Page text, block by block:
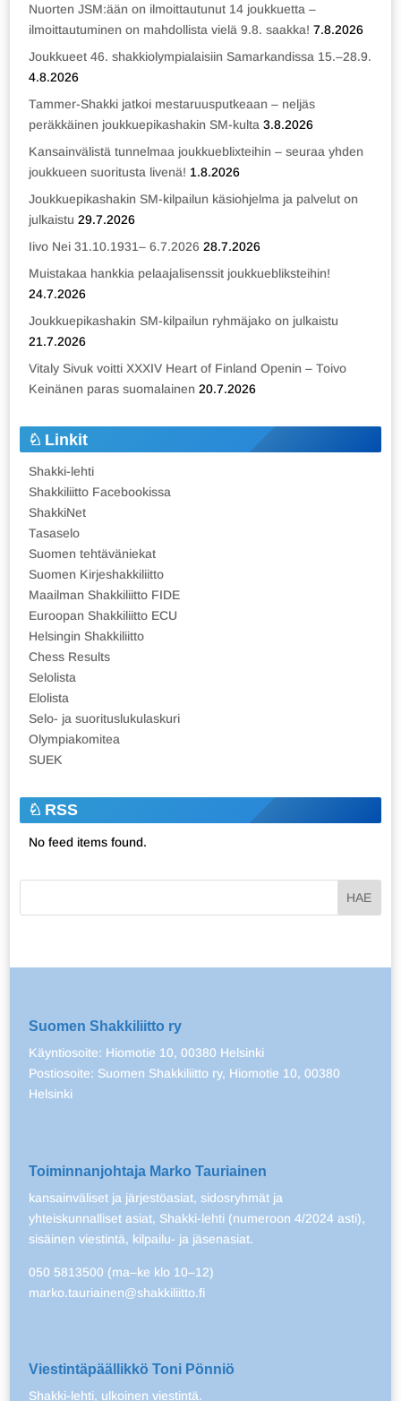
Nuorten JSM:ään on ilmoittautunut 14 joukkuetta –
ilmoittautuminen on mahdollista vielä 9.8. saakka! 7.8.2026
Joukkueet 46. shakkiolympialaisiin Samarkandissa 15.–28.9.
4.8.2026
Tammer-Shakki jatkoi mestaruusputkeaan – neljäs
peräkkäinen joukkuepikashakin SM-kulta 3.8.2026
Kansainvälistä tunnelmaa joukkueblixteihin – seuraa yhden
joukkueen suoritusta livenä! 1.8.2026
Joukkuepikashakin SM-kilpailun käsiohjelma ja palvelut on
julkaistu 29.7.2026
Iivo Nei 31.10.1931– 6.7.2026 28.7.2026
Muistakaa hankkia pelaajalisenssit joukkuebliksteihin!
24.7.2026
Joukkuepikashakin SM-kilpailun ryhmäjako on julkaistu
21.7.2026
Vitaly Sivuk voitti XXXIV Heart of Finland Openin – Toivo
Keinänen paras suomalainen 20.7.2026
Linkit
Shakki-lehti
Shakkiliitto Facebookissa
ShakkiNet
Tasaselo
Suomen tehtäväniekat
Suomen Kirjeshakkiliitto
Maailman Shakkiliitto FIDE
Euroopan Shakkiliitto ECU
Helsingin Shakkiliitto
Chess Results
Selolista
Elolista
Selo- ja suorituslukulaskuri
Olympiakomitea
SUEK
RSS
No feed items found.
Suomen Shakkiliitto ry
Käyntiosoite: Hiomotie 10, 00380 Helsinki
Postiosoite: Suomen Shakkiliitto ry, Hiomotie 10, 00380
Helsinki
Toiminnanjohtaja Marko Tauriainen
kansainväliset ja järjestöasiat, sidosryhmät ja
yhteiskunnalliset asiat, Shakki-lehti (numeroon 4/2024 asti),
sisäinen viestintä, kilpailu- ja jäsenasiat.
050 5813500 (ma–ke klo 10–12)
marko.tauriainen@shakkiliitto.fi
Viestintäpäällikkö Toni Pönniö
Shakki-lehti, ulkoinen viestintä.